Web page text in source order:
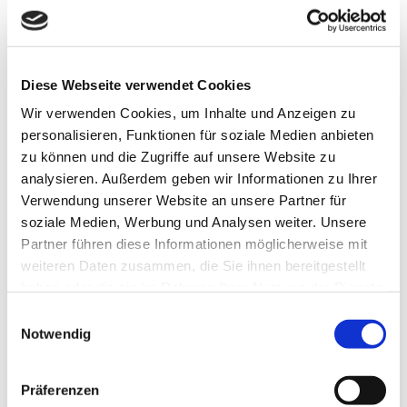
Diese Webseite verwendet Cookies
Wir verwenden Cookies, um Inhalte und Anzeigen zu
personalisieren, Funktionen für soziale Medien anbieten
zu können und die Zugriffe auf unsere Website zu
analysieren. Außerdem geben wir Informationen zu Ihrer
Verwendung unserer Website an unsere Partner für
soziale Medien, Werbung und Analysen weiter. Unsere
Partner führen diese Informationen möglicherweise mit
weiteren Daten zusammen, die Sie ihnen bereitgestellt
Cookies, wenn Sie unsere Webseite weiterhin nutzen.
Notwendig
Präferenzen
Datenverarbeitungsvorgänge. Auch sind
uns weder der Umfang der Datenerhebung
hinterlegten Speicherfristen bekannt. Eine
Weiterleitung der Daten in anonymisierte
Statistiken kann daher nicht
ausgeschlossen werden.
Wenn der Besucher unseren Youtube-Kanal
abonniert, fügt Youtube Ihr Profil der Liste aller
Abonnenten dieses Profils hinzu. Diese Liste
wird demHautzentrumüberlassen. In dieser
öffentlich sind, d.h. Informationen, die von
Welche dies konkret sind, entscheidet der